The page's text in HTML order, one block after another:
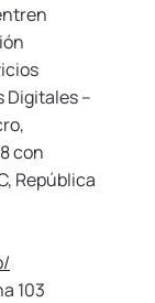
Digitales –
con
República
103